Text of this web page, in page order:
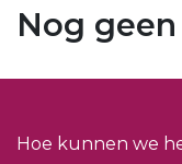
Nog
Hoe kunnen we